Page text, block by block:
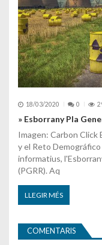
18/03/2020 0
» Esborrany Pla
Imagen: Carbon Click
y el Reto
informatius,
(PGRR). Aq
LLEGIR MÉS
COMENTARIS